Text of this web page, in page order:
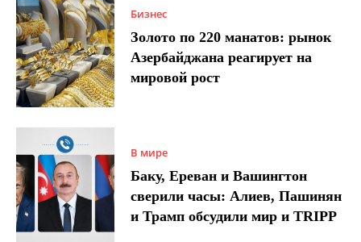
Бизнес
Золото по 220 манатов: рынок
Азербайджана реагирует на
мировой рост
В мире
Баку, Ереван и Вашингтон
сверили часы: Алиев, Пашинян
и Трамп обсудили мир и TRIPP